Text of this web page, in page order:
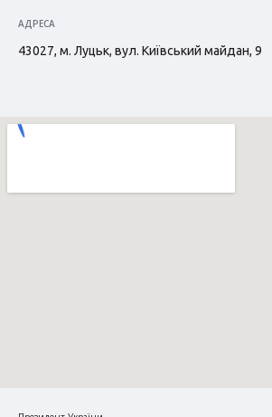
АДРЕСА
43027, м. Луцьк, вул. Київський майдан, 9